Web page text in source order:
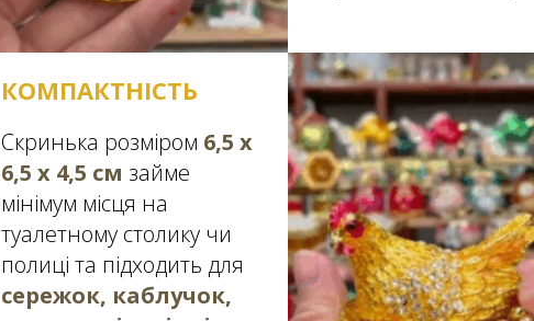
КОМПАКТНІСТЬ
Скринька розміром 6,5 х
6,5 х 4,5 см займе
мінімум місця на
туалетному столику чи
полиці та підходить для
сережок, каблучок,